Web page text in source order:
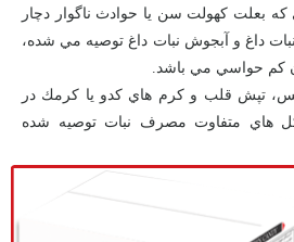
كه بعلت كهولت سن يا حوادث ناگوار دچار
داغ و آبجوش نبات داغ توصيه مي شده،
كم حواسي مي باشد.
تپش قلب و كرم هاي كدو يا كرمك در
هاي متفاوت مصرف نبات توصيه شده